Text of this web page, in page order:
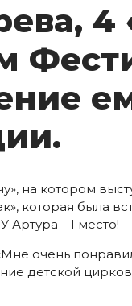
4
на котором
которая была
Артура – I место!
очень
детской